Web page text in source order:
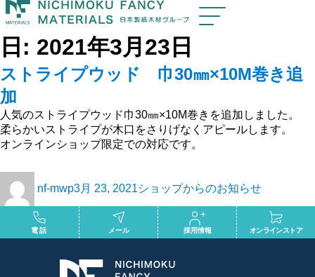
日: 2021年3月23日
ストライプウッド 巾30㎜×10M巻き追
加
人気のストライプウッド巾30㎜×10M巻きを追加しました。
柔らかいストライプが木口をさりげなくアピールします。
オンラインショップ限定での対応です。
nf-mwp3月 23, 2021ショップからのお知らせ
電話 メール 採用情報 オンラインストア